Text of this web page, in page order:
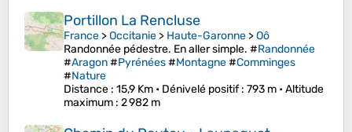
Portillon La Rencluse
France >Occitanie > Haute-Garonne >Oô
Randonnée pédestre. En aller simple. #Randonnée
#Aragon#Pyrénées#Montagne#Comminges
#Nature
Distance : 15,9 Km • Dénivelé positif: 793 m •Altitude
maximum : 2 982 m